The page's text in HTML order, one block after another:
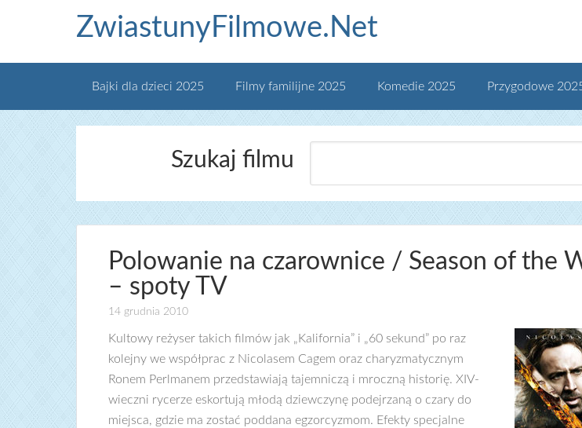
ZwiastunyFilmowe.Net
Bajki dla dzieci 2025 Filmy familijne 2025 Komedie 2025 Przygodowe
Szukaj filmu
Polowanie na czarownice / Season of the
– spoty TV
14 grudnia 2010
Kultowy reżyser takich filmów jak „Kalifornia” i „60 sekund” po raz
kolejny we współprac z Nicolasem Cagem oraz charyzmatycznym
Ronem Perlmanem przedstawiają tajemniczą i mroczną historię. XIV-
wieczni rycerze eskortują młodą dziewczynę podejrzaną o czary do
miejsca, gdzie ma zostać poddana egzorcyzmom. Efekty specjalne